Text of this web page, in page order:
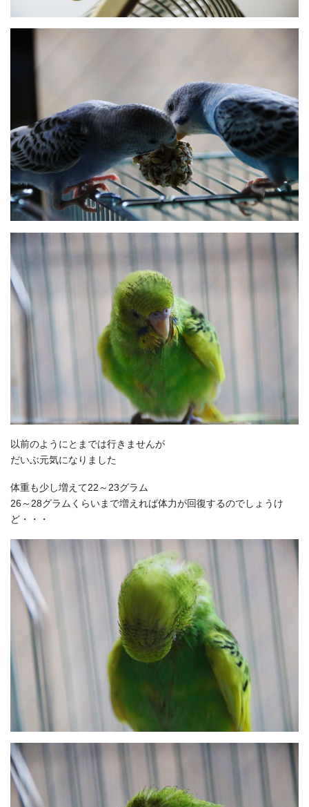
以前のようにとまでは行きませんが
だいぶ元気になりました
体重も少し増えて22～23グラム
26～28グラムくらいまで増えれば体力が回復するのでしょうけ
ど・・・